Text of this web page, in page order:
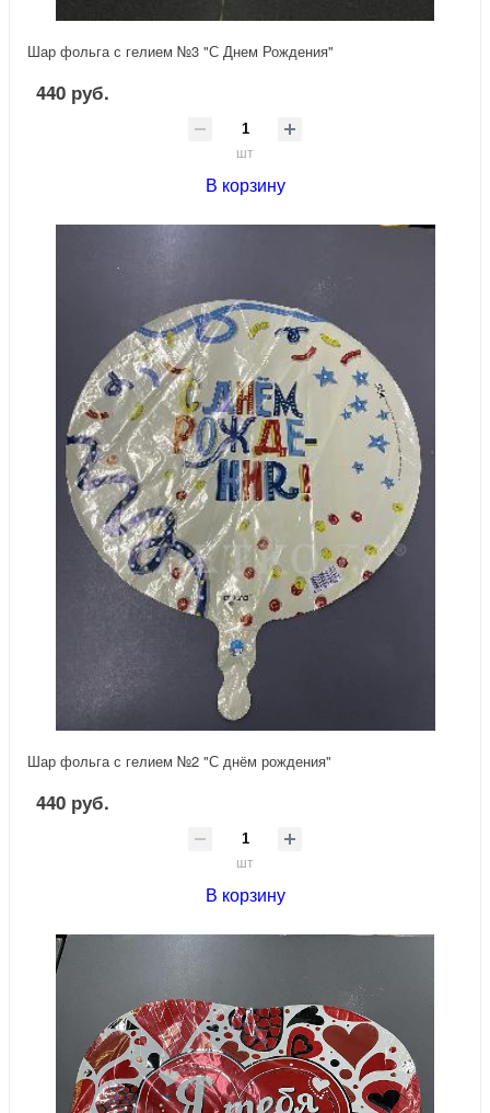
Шар фольга с гелием №3 "С Днем Рождения"
440 руб.
шт
В корзину
Шар фольга с гелием №2 "С днём рождения"
440 руб.
шт
В корзину